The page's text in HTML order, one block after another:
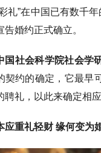
礼”在中国已有数千
告婚约正式确立。
国社会科学院社会学
契约的确定，它最早
聘礼，以此来确定相应
应重礼轻财 缘何变为